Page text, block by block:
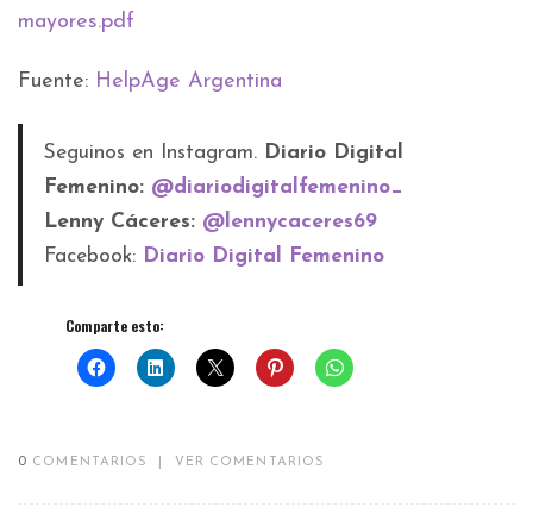
mayores.pdf
Fuente: HelpAge Argentina
Seguinos en Instagram.Diario Digital
Femenino: @diariodigitalfemenino_
Lenny Cáceres: @lennycaceres69
Facebook: Diario Digital Femenino
Comparte esto:
0 COMENTARIOS VER COMENTARIOS